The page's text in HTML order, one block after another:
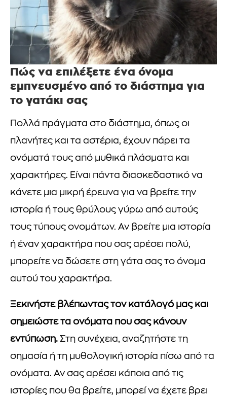
Πώς να επιλέξετε ένα όνομα
εμπνευσμένο από το διάστημα για
το γατάκι σας
Πολλά πράγματα στο διάστημα, όπως οι
πλανήτες και τα αστέρια, έχουν πάρει τα
ονόματά τους από μυθικά πλάσματα και
χαρακτήρες. Είναι πάντα διασκεδαστικό να
κάνετε μια μικρή έρευνα για να βρείτε την
ιστορία ή τους θρύλους γύρω από αυτούς
τους τύπους ονομάτων. Αν βρείτε μια ιστορία
ή έναν χαρακτήρα που σας αρέσει πολύ,
μπορείτε να δώσετε στη γάτα σας το όνομα
αυτού του χαρακτήρα.
Ξεκινήστε βλέπωντας τον κατάλογό μας και
σημειώστε τα ονόματα που σας κάνουν
εντύπωση. Στη συνέχεια, αναζητήστε τη
σημασία ή τη μυθολογική ιστορία πίσω από τα
ονόματα. Αν σας αρέσει κάποια από τις
ιστορίες που θα βρείτε, μπορεί να έχετε βρει